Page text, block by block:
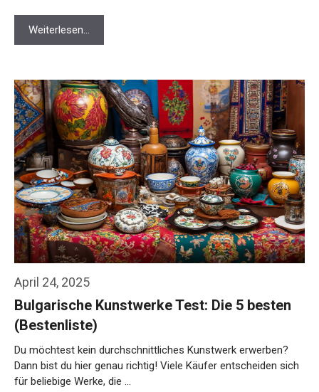
Weiterlesen…
April 24, 2025
Bulgarische Kunstwerke Test: Die 5 besten
(Bestenliste)
Du möchtest kein durchschnittliches Kunstwerk erwerben?
Dann bist du hier genau richtig! Viele Käufer entscheiden sich
für beliebige Werke, die …